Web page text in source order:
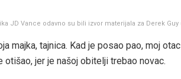
JD Vance odavno su bili izvor materijala za Derek Guy
majka, tajnica. Kad je posao pao, moj
jer je našoj obitelji trebao novac.